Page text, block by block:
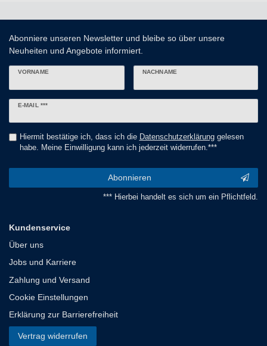
Abonniere unseren Newsletter und bleibe so über unsere
Neuheiten und Angebote informiert.
VORNAME NACHNAME
E-MAIL ***
Newsletter
Hiermit bestätige ich, dass ich die Daten­schutz­erklärunggelesen
habe. Meine Einwilligung kann ich jederzeit widerrufen.***
Abonnieren
*** Hierbei handelt es sich um ein Pflichtfeld.
Kundenservice
Über uns
Jobs und Karriere
Zahlung und Versand
Cookie Einstellungen
Erklärung zur Barrierefreiheit
Vertrag widerrufen